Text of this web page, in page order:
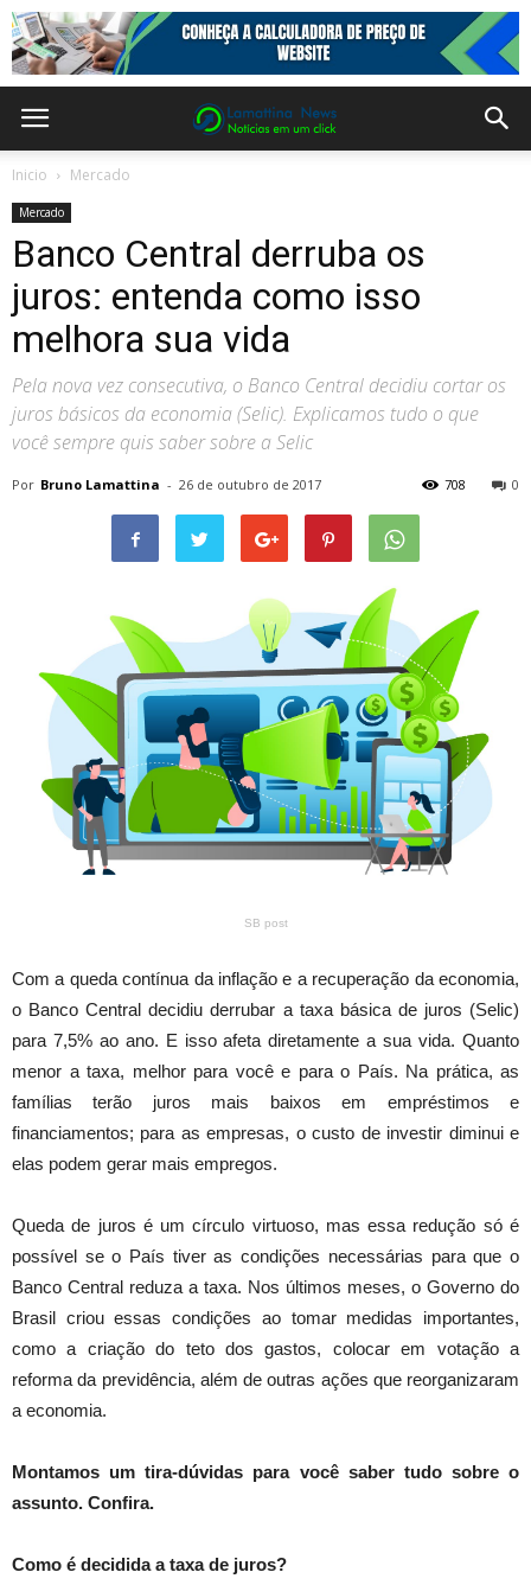
Inicio Mercado
Mercado
Banco Central derruba os
juros: entenda como isso
melhora sua vida
Pela nova vez consecutiva, o Banco Central decidiu cortar os
juros básicos da economia (Selic). Explicamos tudo o que
você sempre quis saber sobre a Selic
Por Bruno Lamattina - 26 de outubro de 2017 0
708
SB post
Com a queda contínua da inflação e a recuperação da economia,
o Banco Central decidiu derrubar a taxa básica de juros (Selic)
para 7,5% ao ano. E isso afeta diretamente a sua vida. Quanto
menor a taxa, melhor para você e para o País. Na prática, as
famílias terão juros mais baixos em empréstimos e
financiamentos; para as empresas, o custo de investir diminui e
elas podem gerar mais empregos.
Queda de juros é um círculo virtuoso, mas essa redução só é
possível se o País tiver as condições necessárias para que o
Banco Central reduza a taxa. Nos últimos meses, o Governo do
Brasil criou essas condições ao tomar medidas importantes,
como a criação do teto dos gastos, colocar em votação a
reforma da previdência, além de outras ações que reorganizaram
a economia.
Montamos um tira-dúvidas para você saber tudo sobre o
assunto. Confira.
Como é decidida a taxa de juros?